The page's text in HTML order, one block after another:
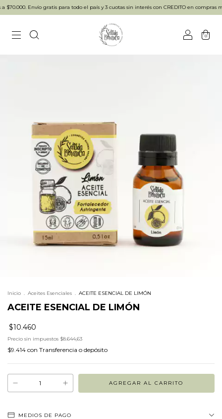
Envío gratis para todo el país y 3 cuotas sin interés con CREDITO en compras
0
Inicio . Aceites Esenciales . ACEITE ESENCIAL DE LIMÓN
ACEITE ESENCIAL DE LIMÓN
$10.460
Precio sin impuestos $8.644,63
$9.414 con Transferencia o depósito
MEDIOS DE PAGO